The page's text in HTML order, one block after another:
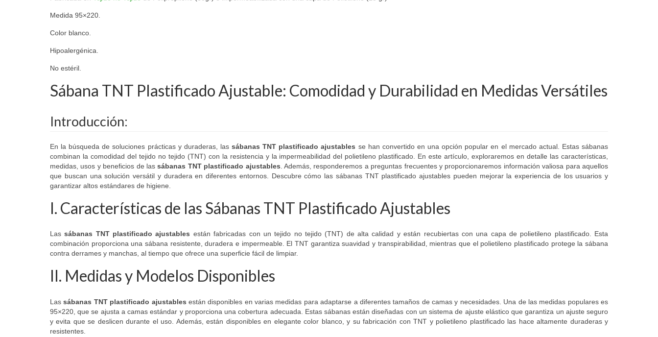
Medida 95×220.
Color blanco.
Hipoalergénica.
No estéril.
Sábana TNT Plastificado Ajustable: Comodidad y Durabilidad en Medidas Versátiles
Introducción:
En la búsqueda de soluciones prácticas y duraderas, lassábanas TNT plastificado ajustables se han convertido en una opción popular en el mercado actual. Estas sábanas
combinan la comodidad del tejido no tejido (TNT) con la resistencia y la impermeabilidad del polietileno plastificado. En este artículo, exploraremos en detalle las características,
medidas, usos y beneficios de las sábanas TNT plastificado ajustables . Además, responderemos a preguntas frecuentes y proporcionaremos información valiosa para aquellos
que buscan una solución versátil y duradera en diferentes entornos. Descubre cómo las sábanas TNT plastificado ajustables pueden mejorar la experiencia de los usuarios y
garantizar altos estándares de higiene.
I. Características de las Sábanas TNT Plastificado Ajustables
Lassábanas TNT plastificado ajustables están fabricadas con un tejido no tejido (TNT) de alta calidad y están recubiertas con una capa de polietileno plastificado. Esta
combinación proporciona una sábana resistente, duradera e impermeable. El TNT garantiza suavidad y transpirabilidad, mientras que el polietileno plastificado protege la sábana
contra derrames y manchas, al tiempo que ofrece una superficie fácil de limpiar.
II. Medidas y Modelos Disponibles
Lassábanas TNT plastificado ajustables están disponibles en varias medidas para adaptarse a diferentes tamaños de camas y necesidades. Una de las medidas populares es
95×220, que se ajusta a camas estándar y proporciona una cobertura adecuada. Estas sábanas están diseñadas con un sistema de ajuste elástico que garantiza un ajuste seguro
y evita que se deslicen durante el uso. Además, están disponibles en elegante color blanco, y su fabricación con TNT y polietileno plastificado las hace altamente duraderas y
resistentes.